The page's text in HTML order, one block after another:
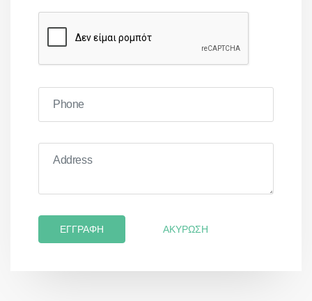
ΕΓΓΡΑΦΉ ΑΚΎΡΩΣΗ